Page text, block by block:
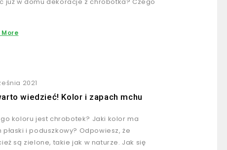
More
2021
wiedzieć! Kolor i zapach mchu
koloru jest chrobotek? Jaki kolor ma
płaski i poduszkowy? Odpowiesz, że
są zielone, takie jak w naturze. Jak się